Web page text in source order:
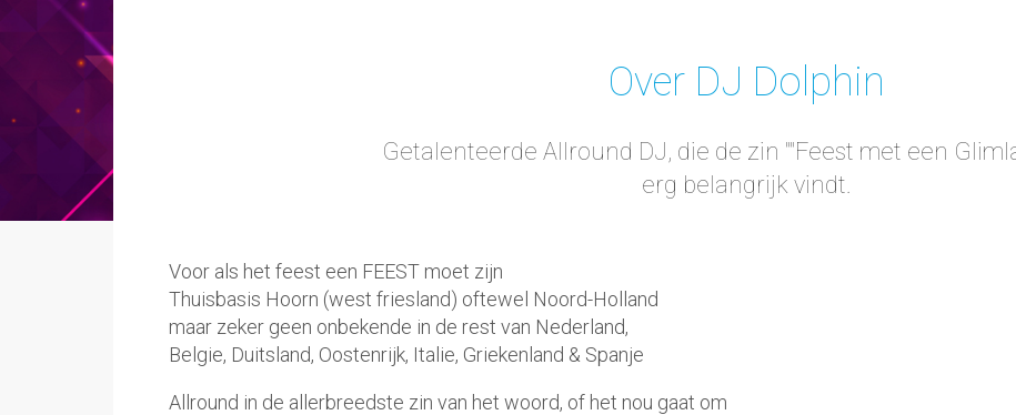
Over DJ Dolphin
Getalenteerde Allround DJ, die de zin ""Feest met een
erg belangrijk vindt.
Voor als het feest een FEEST moet zijn
Thuisbasis Hoorn (west friesland) oftewel Noord-Holland
maar zeker geen onbekende in de rest van Nederland,
Belgie, Duitsland, Oostenrijk, Italie, Griekenland & Spanje
Allround in de allerbreedste zin van het woord, of het nou gaat om